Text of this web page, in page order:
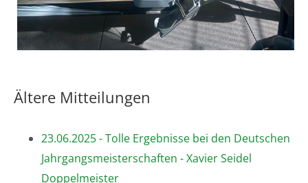
Ältere Mitteilungen
23.06.2025 - Tolle Ergebnisse bei den Deutschen
Jahrgangsmeisterschaften - Xavier Seidel
Doppelmeister